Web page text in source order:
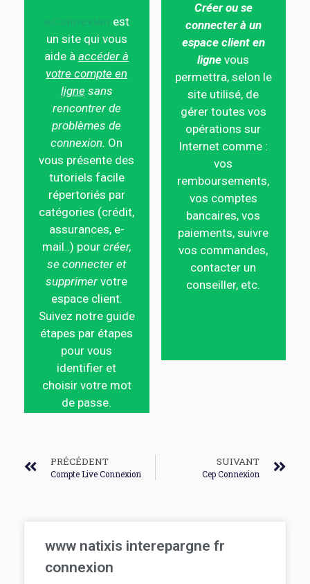
est
un site qui vous
aide àaccéder à
votre compte en
ligne sans
rencontrer de
problèmes de
connexion. On
vous présente des
tutoriels facile
répertoriés par
catégories (crédit,
assurances, e-
mail..) pour créer,
se connecter et
supprimer votre
espace client.
Suivez notre guide
étapes par étapes
pour vous
identifier et
choisir votre mot
de passe.
Créer ou se
connecter à un
espace client en
ligne vous
permettra, selon le
site utilisé, de
gérer toutes vos
opérations sur
Internet comme :
vos
remboursements,
vos comptes
bancaires, vos
paiements, suivre
vos commandes,
contacter un
conseiller, etc.
PRÉCÉDENT
Compte Live Connexion
SUIVANT
Cep Connexion
www natixis interepargne fr
connexion